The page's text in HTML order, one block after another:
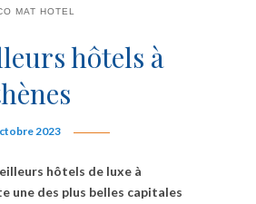
MAT HOTEL
hôtels à
2023
hôtels de luxe à
une des plus belles capitales